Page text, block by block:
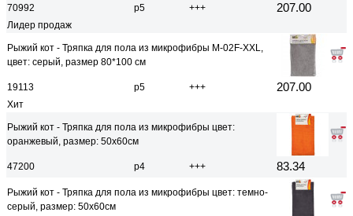
70992 р5 +++ 207.00
Лидер продаж
Рыжий кот - Тряпка для пола из микрофибры M-02F-XXL,
цвет: серый, размер 80*100 см
19113 р5 +++ 207.00
Хит
Рыжий кот - Тряпка для пола из микрофибры цвет:
оранжевый, размер: 50х60см
47200 р4 +++ 83.34
Рыжий кот - Тряпка для пола из микрофибры цвет: темно-
серый, размер: 50х60см